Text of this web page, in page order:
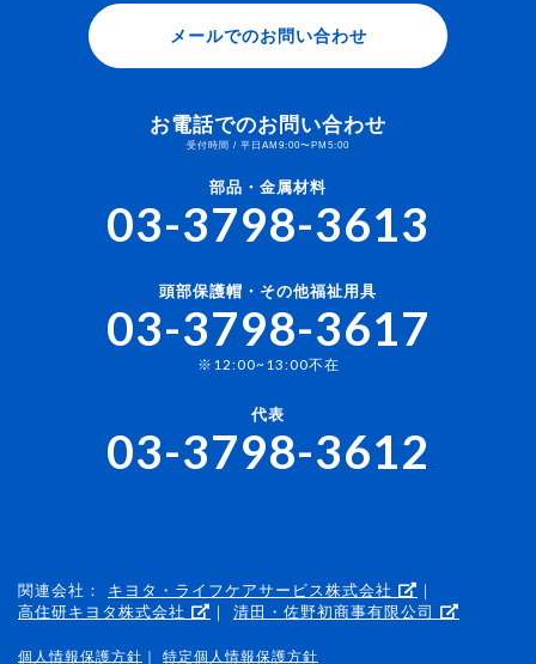
メールでのお問い合わせ
お電話でのお問い合わせ
受付時間 / 平日AM9:00〜PM5:00
部品・金属材料
03-3798-3613
頭部保護帽・その他福祉用具
03-3798-3617
※12:00~13:00不在
代表
03-3798-3612
関連会社： キヨタ・ライフケアサービス株式会社
｜
高住研キヨタ株式会社
｜ 清田・佐野初商事有限公司
個人情報保護方針 特定個人情報保護方針